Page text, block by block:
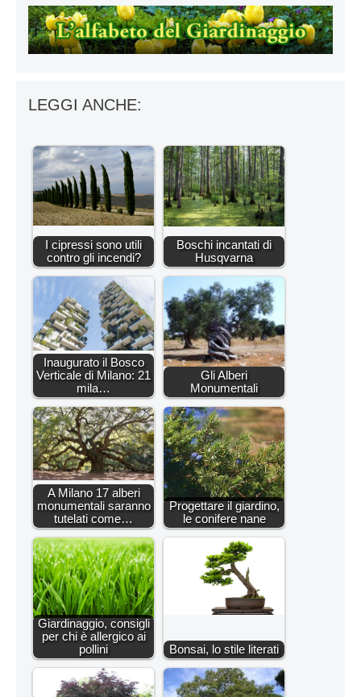
LEGGI ANCHE:
I cipressi sono utili
contro gli incendi?
Boschi incantati di
Husqvarna
Inaugurato il Bosco
Verticale di Milano: 21
mila…
Gli Alberi
Monumentali
A Milano 17 alberi
monumentali saranno
tutelati come…
Progettare il giardino,
le conifere nane
Giardinaggio, consigli
per chi è allergico ai
pollini
Bonsai, lo stile literati